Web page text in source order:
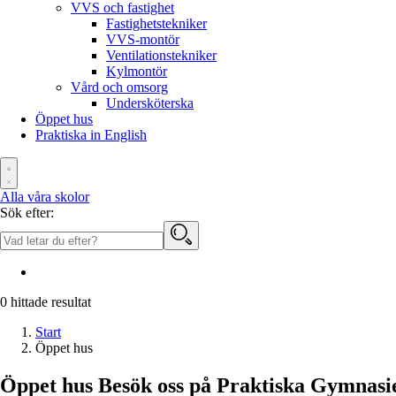
VVS och fastighet
Fastighetstekniker
VVS-montör
Ventilationstekniker
Kylmontör
Vård och omsorg
Undersköterska
Öppet hus
Praktiska in English
Alla våra skolor
Sök efter:
0 hittade resultat
Start
Öppet hus
Öppet hus Besök oss på Praktiska